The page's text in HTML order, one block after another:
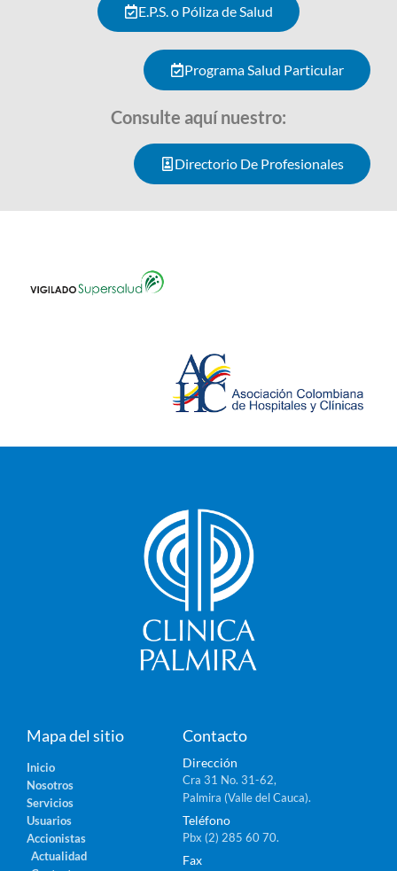
E.P.S. o Póliza de Salud
Programa Salud Particular
Consulte aquí nuestro:
Directorio De Profesionales
Mapa del sitio
Inicio
Nosotros
Servicios
Usuarios
Accionistas
Actualidad
Contacto
Dirección
Cra 31 No. 31-62,
Palmira (Valle del Cauca).
Teléfono
Pbx (2) 285 60 70.
Fax